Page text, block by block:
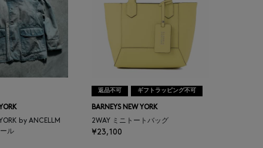
YORK by ANCELLM
ル
返品不可 ギフトラッピング不可
BARNEYS NEW YORK
2WAY ミニトートバッグ
¥23,100